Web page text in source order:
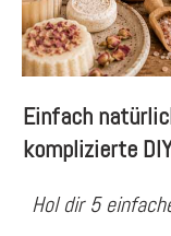
Einfach
komplizierte
Hol dir 5